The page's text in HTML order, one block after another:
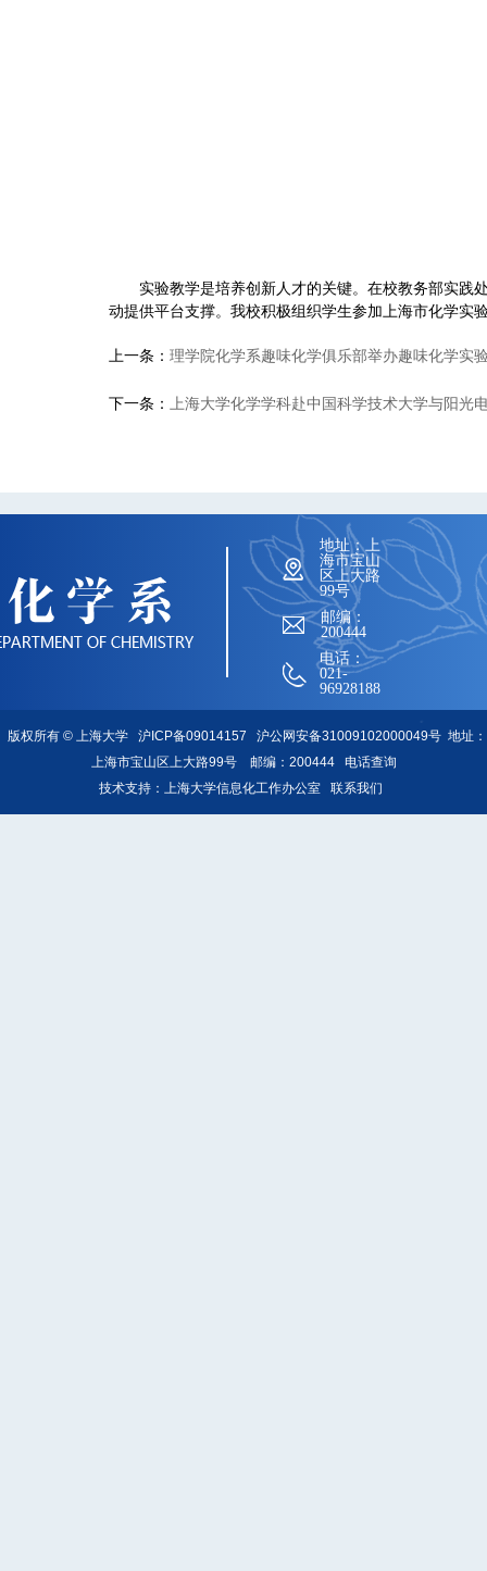
实验教学是培养创新人才的关键。在校教务部实践
动提供平台支撑。我校积极组织学生参加上海市化学实
上一条： 理学院化学系趣味化学俱乐部举办趣味化学实
下一条： 上海大学化学学科赴中国科学技术大学与阳光
地址：上
海市宝山
区上大路
99号
邮编：
200444
电话：
021-
96928188
版权所有 ©上海大学 沪ICP备09014157 沪公网安备31009102000049号地址：
上海市宝山区上大路99号 邮编：200444 电话查询
技术支持： 上海大学信息化工作办公室 联系我们